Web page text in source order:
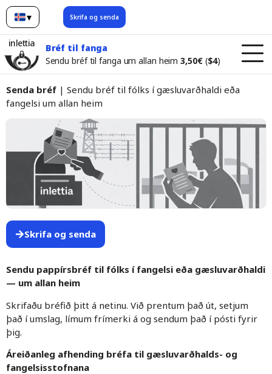
▾
íslenska Skrifa og senda
inlettia
Bréf til fanga
Sendu bréf til fanga um allan heim 3,50€ ($4)
Senda bréf | Sendu bréf til fólks í gæsluvarðhaldi eða
fangelsi um allan heim
Skrifa og senda
Sendu pappírsbréf til fólks í fangelsi eða gæsluvarðhaldi
— um allan heim
Skrifaðu bréfið þitt á netinu. Við prentum það út, setjum
það í umslag, límum frímerki á og sendum það í pósti fyrir
þig.
Áreiðanleg afhending bréfa til gæsluvarðhalds- og
fangelsisstofnana